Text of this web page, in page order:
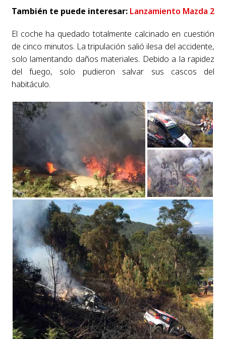
También te puede interesar: Lanzamiento Mazda 2
El coche ha quedado totalmente calcinado en cuestión
de cinco minutos. La tripulación salió ilesa del accidente,
solo lamentando daños materiales. Debido a la rapidez
del fuego, solo pudieron salvar sus cascos del
habitáculo.